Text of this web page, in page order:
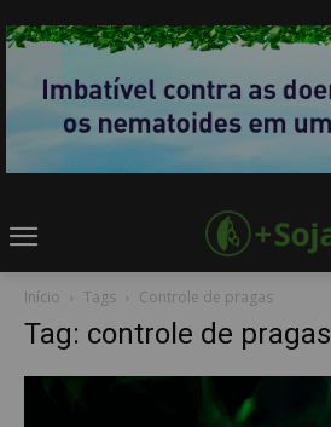
Início Tags Controle de pragas
Tag: controle de pragas